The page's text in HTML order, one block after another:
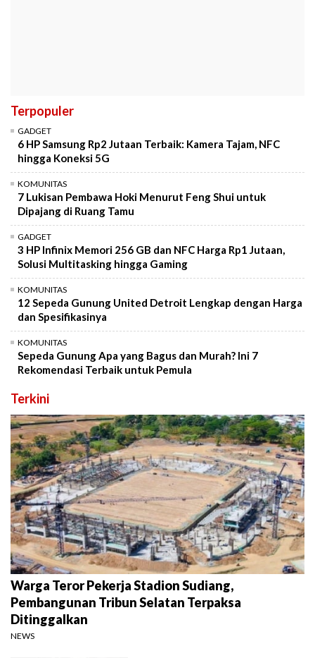
Terpopuler
GADGET
6 HP Samsung Rp2 Jutaan Terbaik: Kamera Tajam, NFC
hingga Koneksi 5G
KOMUNITAS
7 Lukisan Pembawa Hoki Menurut Feng Shui untuk
Dipajang di Ruang Tamu
GADGET
3 HP Infinix Memori 256 GB dan NFC Harga Rp1 Jutaan,
Solusi Multitasking hingga Gaming
KOMUNITAS
12 Sepeda Gunung United Detroit Lengkap dengan Harga
dan Spesifikasinya
KOMUNITAS
Sepeda Gunung Apa yang Bagus dan Murah? Ini 7
Rekomendasi Terbaik untuk Pemula
Terkini
Warga Teror Pekerja Stadion Sudiang,
Pembangunan Tribun Selatan Terpaksa
Ditinggalkan
NEWS